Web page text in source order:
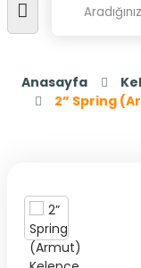
Anasayfa
2” Spring